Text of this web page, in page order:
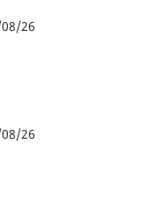
26
26